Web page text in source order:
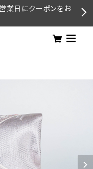
業日にクーポンをお